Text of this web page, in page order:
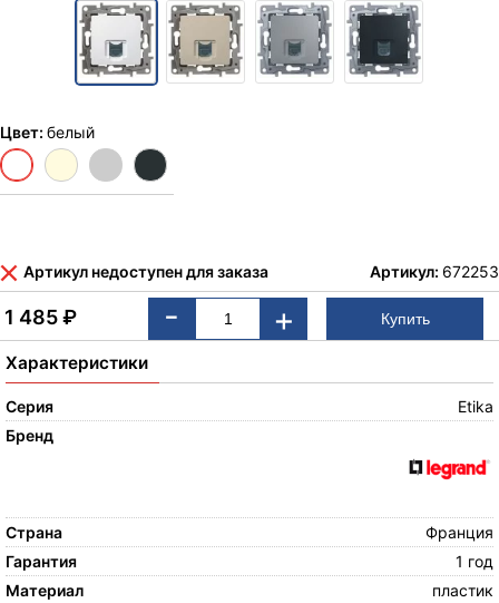
Цвет: белый
Артикул недоступен для заказа Артикул: 672253
1 485₽ - +
Характеристики
Серия
Etika
Бренд
Страна
Франция
Гарантия
1 год
Материал
пластик